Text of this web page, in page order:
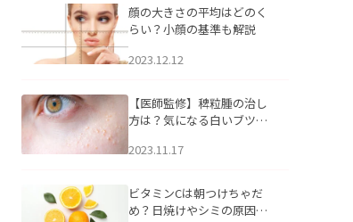
顔の大きさの平均はどのく
らい？小顔の基準も解説
2023.12.12
【医師監修】稗粒腫の治し
方は？気になる白いブツブ
アについて
2023.11.17
ビタミンCは朝つけちゃだ
め？日焼けやシミの原因に